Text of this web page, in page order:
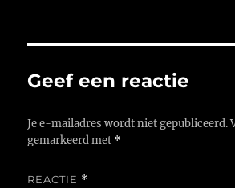
Geef een reactie
Je e-mailadres wordt niet gepubliceerd.
gemarkeerd met *
REACTIE *